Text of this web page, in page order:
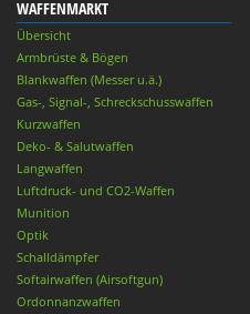
WAFFENMARKT
Übersicht
Armbrüste & Bögen
Blankwaffen (Messer u.ä.)
Gas-, Signal-, Schreckschusswaffen
Kurzwaffen
Deko- & Salutwaffen
Langwaffen
Luftdruck- und CO2-Waffen
Munition
Optik
Schalldämpfer
Softairwaffen (Airsoftgun)
Ordonnanzwaffen